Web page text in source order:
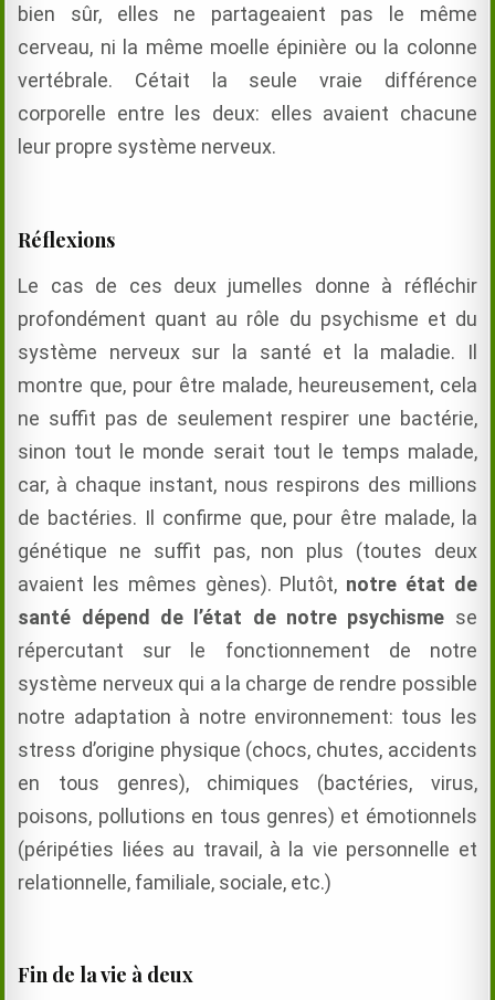
bien sûr, elles ne partageaient pas le même
cerveau, ni la même moelle épinière ou la colonne
vertébrale. Cétait la seule vraie différence
corporelle entre les deux: elles avaient chacune
leur propre système nerveux.
Réflexions
Le cas de ces deux jumelles donne à réfléchir
profondément quant au rôle du psychisme et du
système nerveux sur la santé et la maladie. Il
montre que, pour être malade, heureusement, cela
ne suffit pas de seulement respirer une bactérie,
sinon tout le monde serait tout le temps malade,
car, à chaque instant, nous respirons des millions
de bactéries. Il confirme que,pour être malade,la
génétique ne suffit pas, non plus (toutes deux
avaient les mêmes gènes). Plutôt, notre état de
santé dépend de l’état de notre psychisme se
répercutant sur le fonctionnement de notre
système nerveux qui a la charge de rendre possible
notre adaptation à notre environnement: tous les
stress d’origine physique (chocs, chutes, accidents
en tous genres), chimiques (bactéries, virus,
poisons, pollutions en tous genres) et émotionnels
(péripéties liées au travail, à la vie personnelle et
relationnelle, familiale, sociale, etc.)
Fin de la vie à deux